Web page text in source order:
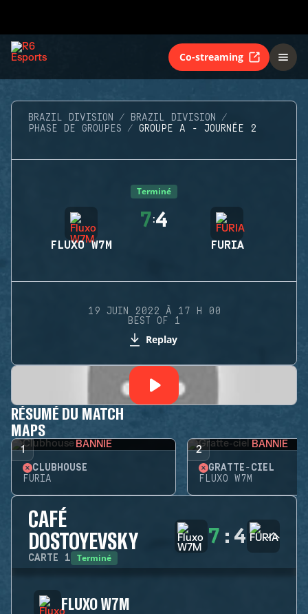
Co-streaming
BRAZIL DIVISION
BRAZIL DIVISION
PHASE DE GROUPES
GROUPE A - JOURNÉE 2
Terminé
FLUXO W7M
7:4
FURIA
19 JUIN 2022 À 17 H 00
BEST OF 1
Replay
RÉSUMÉ DU MATCH
MAPS
1 BANNIE
CLUBHOUSE
FURIA
2 BANNIE
GRATTE-CIEL
FLUXO W7M
CAFÉ
DOSTOYEVSKY
CARTE 1 Terminé
7 : 4
FLUXO W7M